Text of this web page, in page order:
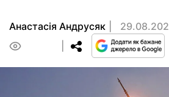
Анастасiя Андрусяк